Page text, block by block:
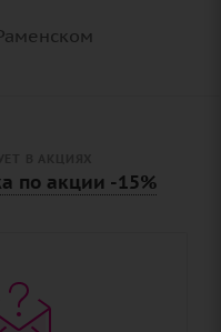
по акции -15%